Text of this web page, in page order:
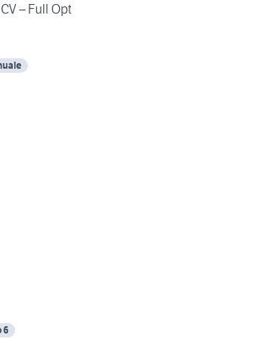
– Full Opt
6